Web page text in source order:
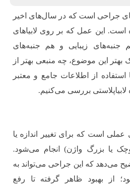
جراحی است که در سال‌های اخیر
است. این عمل که بر روی لابیاهای
جنبه‌های زیبایی و هم جنبه‌های
بهتر این موضوع، چه منبعی بهتر از
استفاده از اطلاعات جامع و معتبر
لابیاپلاستی بررسی می‌کنیم.
عملی است که برای تغییر اندازه یا
یا بزرگ واژن) انجام می‌شود.
می‌دهد که این جراحی می‌تواند به
از بهبود ظاهر گرفته تا رفع